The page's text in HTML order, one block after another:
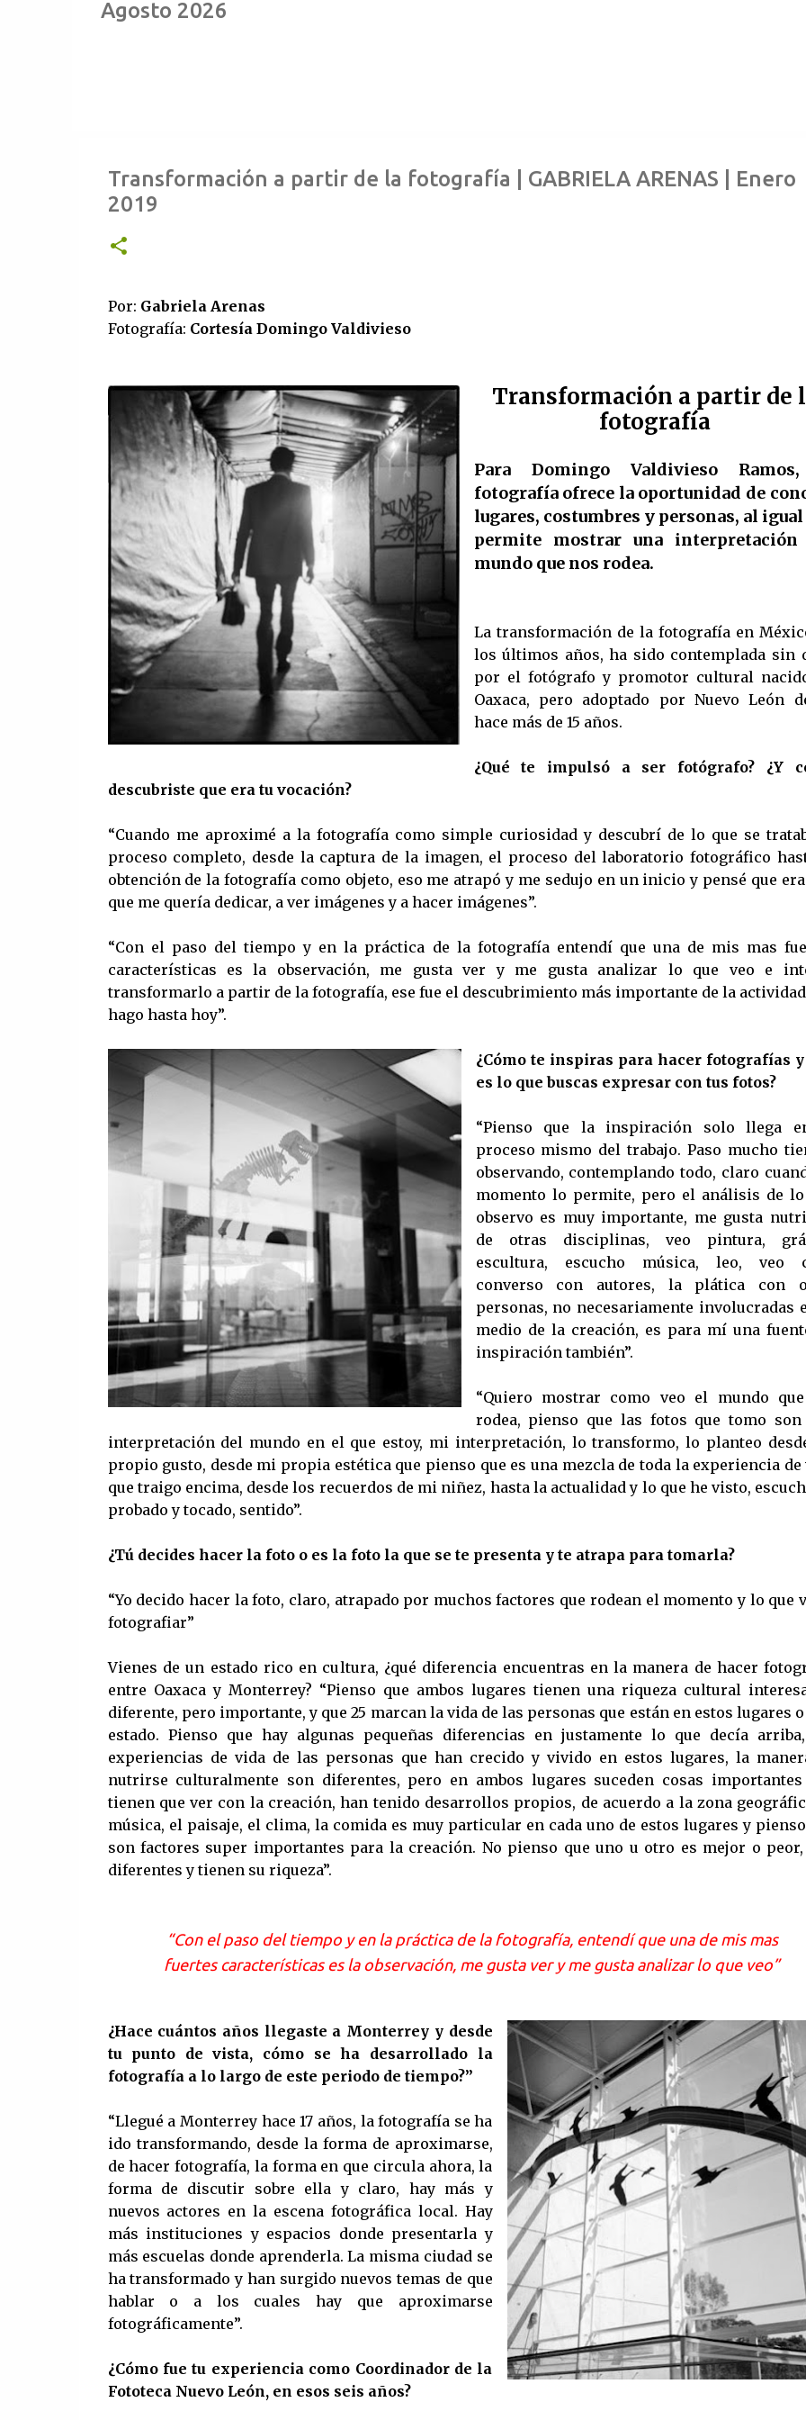
Agosto 2026
Transformación a partir de la fotografía | GABRIELA ARENAS | Enero
2019
Por: Gabriela Arenas
Fotografía: Cortesía Domingo Valdivieso
Transformación a partir de
fotografía
Para Domingo Valdivieso
fotografía ofrece la oportunidad de
lugares, costumbres y personas, al igual
permite mostrar una interpretación
mundo que nos rodea.
La transformación de la fotografía en
los últimos años, ha sido contemplada sin
por el fotógrafo y promotor cultural
Oaxaca, pero adoptado por Nuevo León
hace más de 15 años.
¿Qué te impulsó a ser fotógrafo? ¿Y
descubriste que era tu vocación?
“Cuando me aproximé a la fotografía como simple curiosidad y descubrí de lo que se
proceso completo, desde la captura de la imagen, el proceso del laboratorio fotográfico
obtención de la fotografía como objeto, eso me atrapó y me sedujo en un inicio y pensé que
que me quería dedicar, a ver imágenes y a hacer imágenes”.
“Con el paso del tiempo y en la práctica de la fotografía entendí que una de mis mas
características es la observación, me gusta ver y me gusta analizar lo que veo e
transformarlo a partir de la fotografía, ese fue el descubrimiento más importante de la
hago hasta hoy”.
¿Cómo te inspiras para hacer fotografías y
es lo que buscas expresar con tus fotos?
“Pienso que la inspiración solo llega
proceso mismo del trabajo. Paso mucho
observando, contemplando todo, claro
momento lo permite, pero el análisis de lo
observo es muy importante, me gusta
de otras disciplinas, veo pintura,
escultura, escucho música, leo, veo
converso con autores, la plática con
personas, no necesariamente involucradas
medio de la creación, es para mí una
inspiración también”.
“Quiero mostrar como veo el mundo
rodea, pienso que las fotos que tomo son
interpretación del mundo en el que estoy, mi interpretación, lo transformo, lo planteo
propio gusto, desde mi propia estética que pienso que es una mezcla de toda la experiencia de
que traigo encima, desde los recuerdos de mi niñez, hasta la actualidad y lo que he visto,
probado y tocado, sentido”.
¿Tú decides hacer la foto o es la foto la que se te presenta y te atrapa para tomarla?
“Yo decido hacer la foto, claro, atrapado por muchos factores que rodean el momento y lo que
fotografiar”
Vienes de un estado rico en cultura, ¿qué diferencia encuentras en la manera de hacer
entre Oaxaca y Monterrey? “Pienso que ambos lugares tienen una riqueza cultural
diferente, pero importante, y que 25 marcan la vida de las personas que están en estos lugares
estado. Pienso que hay algunas pequeñas diferencias en justamente lo que decía
experiencias de vida de las personas que han crecido y vivido en estos lugares, la
nutrirse culturalmente son diferentes, pero en ambos lugares suceden cosas importantes
tienen que ver con la creación, han tenido desarrollos propios, de acuerdo a la zona
música, el paisaje, el clima, la comida es muy particular en cada uno de estos lugares y
son factores super importantes para la creación. No pienso que uno u otro es mejor o
diferentes y tienen su riqueza”.
“Con el paso del tiempo y en la práctica de la fotografía, entendí que una de mis mas
fuertes características es la observación, me gusta ver y me gusta analizar lo que veo”
¿Hace cuántos años llegaste a Monterrey y desde
tu punto de vista, cómo se ha desarrollado la
fotografía a lo largo de este periodo de tiempo?”
“Llegué a Monterrey hace 17 años, la fotografía se ha
ido transformando, desde la forma de aproximarse,
de hacer fotografía, la forma en que circula ahora, la
forma de discutir sobre ella y claro, hay más y
nuevos actores en la escena fotográfica local. Hay
más instituciones y espacios donde presentarla y
más escuelas donde aprenderla. La misma ciudad se
ha transformado y han surgido nuevos temas de que
hablar o a los cuales hay que aproximarse
fotográficamente”.
¿Cómo fue tu experiencia como Coordinador de la
Fototeca Nuevo León, en esos seis años?